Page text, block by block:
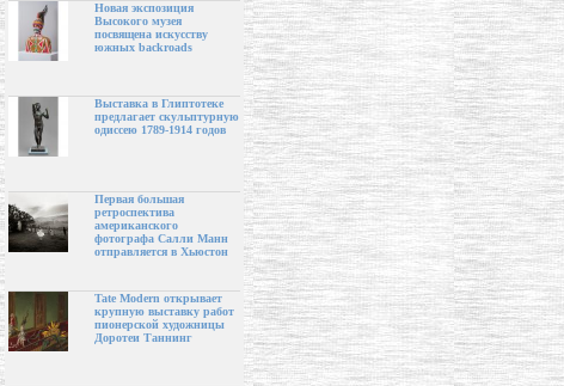
Новая экспозиция
Высокого музея
посвящена искусству
южных backroads
Выставка в Глиптотеке
предлагает скульптурную
одиссею 1789-1914 годов
Первая большая
ретроспектива
американского
фотографа Салли Манн
отправляется в Хьюстон
Tate Modern открывает
крупную выставку работ
пионерской художницы
Доротеи Таннинг